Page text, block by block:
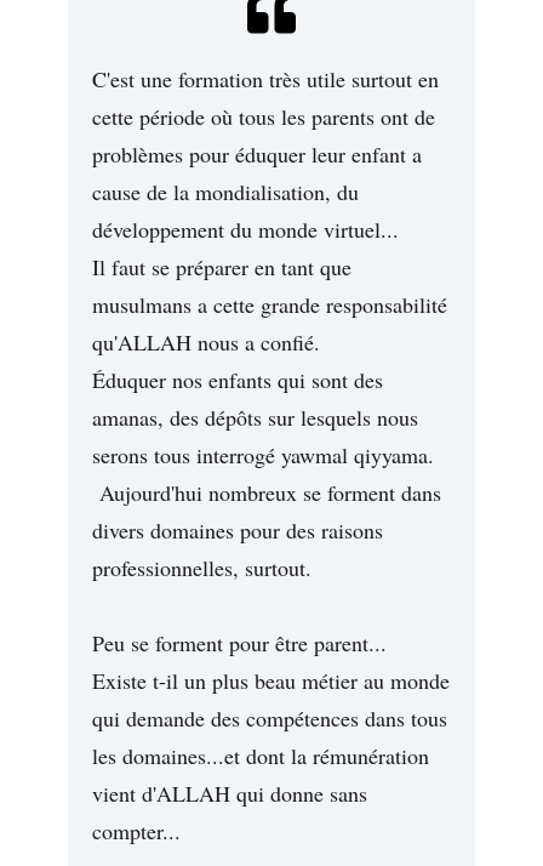
C'est une formation très utile surtout en
cette période où tous les parents ont de
problèmes pour éduquer leur enfant a
cause de la mondialisation, du
développement du monde virtuel...
Il faut se préparer en tant que
musulmans a cette grande responsabilité
qu'ALLAH nous a confié.
Éduquer nos enfants qui sont des
amanas, des dépôts sur lesquels nous
serons tous interrogé yawmal qiyyama.
Aujourd'hui nombreux se forment dans
divers domaines pour des raisons
professionnelles, surtout.
Peu se forment pour être parent...
Existe t-il un plus beau métier au monde
qui demande des compétences dans tous
les domaines...et dont la rémunération
vient d'ALLAH qui donne sans
compter...